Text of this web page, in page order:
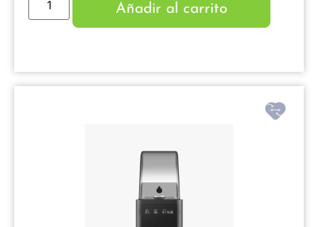
Añadir al carrito